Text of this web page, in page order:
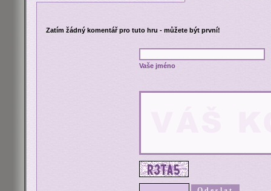
Zatím žádný komentář pro tuto hru - můžete být první!
Vaše jméno